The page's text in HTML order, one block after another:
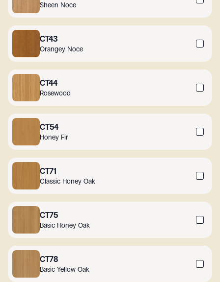
Sheen Noce
CT43
Orangey Noce
CT44
Rosewood
CT54
Honey Fir
CT71
Classic Honey Oak
CT75
Basic Honey Oak
CT78
Basic Yellow Oak